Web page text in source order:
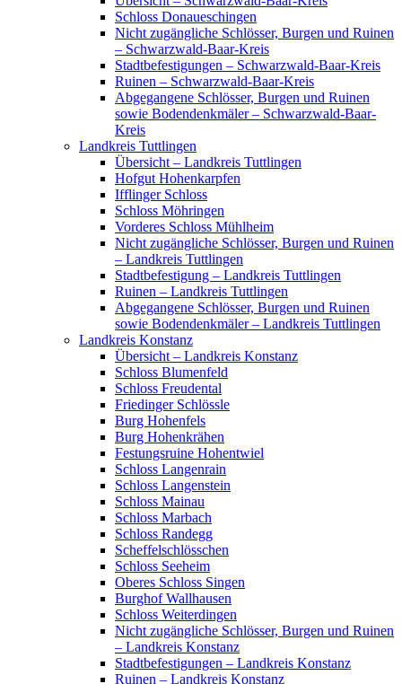
Schloss Donaueschingen
Nicht zugängliche Schlösser, Burgen und Ruinen
– Schwarzwald-Baar-Kreis
Stadtbefestigungen – Schwarzwald-Baar-Kreis
Ruinen – Schwarzwald-Baar-Kreis
Abgegangene Schlösser, Burgen und Ruinen
sowie Bodendenkmäler – Schwarzwald-Baar-
Kreis
Landkreis Tuttlingen
Übersicht – Landkreis Tuttlingen
Hofgut Hohenkarpfen
Ifflinger Schloss
Schloss Möhringen
Vorderes Schloss Mühlheim
Nicht zugängliche Schlösser, Burgen und Ruinen
– Landkreis Tuttlingen
Stadtbefestigung – Landkreis Tuttlingen
Ruinen – Landkreis Tuttlingen
Abgegangene Schlösser, Burgen und Ruinen
sowie Bodendenkmäler – Landkreis Tuttlingen
Landkreis Konstanz
Übersicht – Landkreis Konstanz
Schloss Blumenfeld
Schloss Freudental
Friedinger Schlössle
Burg Hohenfels
Burg Hohenkrähen
Festungsruine Hohentwiel
Schloss Langenrain
Schloss Langenstein
Schloss Mainau
Schloss Marbach
Schloss Randegg
Scheffelschlösschen
Schloss Seeheim
Oberes Schloss Singen
Burghof Wallhausen
Schloss Weiterdingen
Nicht zugängliche Schlösser, Burgen und Ruinen
– Landkreis Konstanz
Stadtbefestigungen – Landkreis Konstanz
Ruinen – Landkreis Konstanz